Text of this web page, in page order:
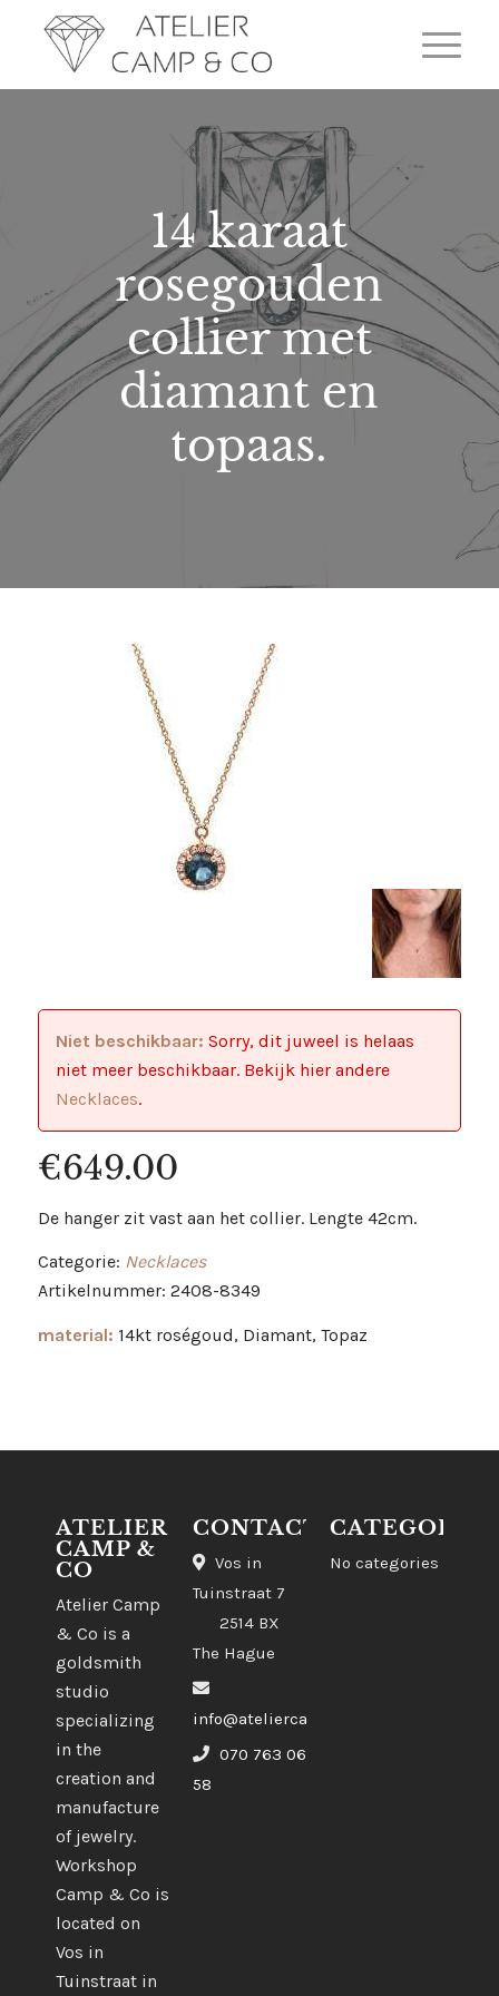
14 karaat
rosegouden
collier met
diamant en
topaas.
Niet beschikbaar: Sorry, dit juweel is helaas
niet meer beschikbaar. Bekijk hier andere
Necklaces.
€649.00
De hanger zit vast aan het collier. Lengte 42cm.
Categorie: Necklaces
Artikelnummer: 2408-8349
material: 14kt roségoud, Diamant, Topaz
ATELIER
CAMP &
CO
Atelier Camp
& Co is a
goldsmith
studio
specializing
in the
creation and
manufacture
of jewelry.
Workshop
Camp & Co is
located on
Vos in
Tuinstraat in
CONTACT
Vos in
Tuinstraat 7
2514 BX
The Hague
info@ateliercampco.com
070 763 06
58
CATEGORIES
No categories